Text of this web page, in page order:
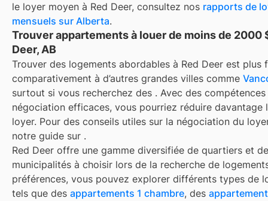
le loyer moyen à Red Deer, consultez nos rapports de
mensuels sur Alberta.
Trouver appartements à louer de moins de 2000
Deer, AB
Trouver des logements abordables à Red Deer est plus
comparativement à d’autres grandes villes comme
surtout si vous recherchez des . Avec des
négociation efficaces, vous pourriez réduire davantage
loyer. Pour des conseils utiles sur la négociation du
notre guide sur .
Red Deer offre une gamme diversifiée de quartiers et de
municipalités à choisir lors de la recherche de
préférences, vous pouvez explorer différents types de
tels que des appartements 1 chambre, des